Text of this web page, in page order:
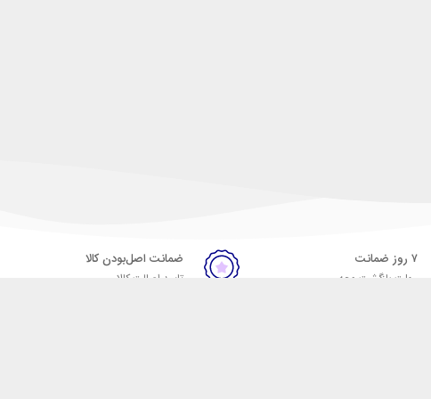
۷ روز ضمانت
مهلت بازگشت وجه
ضمانت اصل‌بودن کالا
تایید اصالت کالا